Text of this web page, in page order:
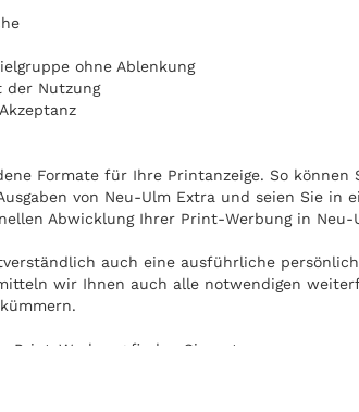
ohne Ablenkung
der Nutzung
Formate für Ihre Printanzeige. So
von Neu-Ulm Extra und seien Sie
Abwicklung Ihrer Print-Werbung in Neu-
auch eine ausführliche
wir Ihnen auch alle notwendigen
Print-Werbung finden Sie unter